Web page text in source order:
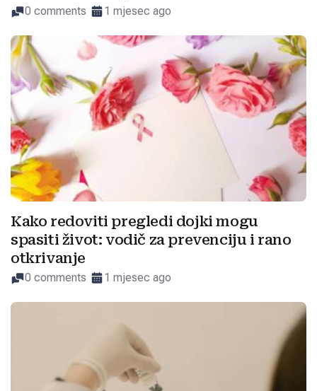
0 comments 1 mjesec ago
Kako redoviti pregledi dojki mogu
spasiti život: vodič za prevenciju i rano
otkrivanje
0 comments 1 mjesec ago